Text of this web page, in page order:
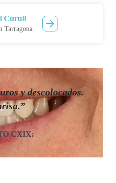
Curull
Tarragona
y descolocados.
CXIX: